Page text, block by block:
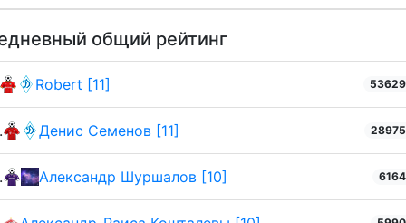
общий рейтинг
Robert [11] 53629
Денис Семенов [11] 28975
Александр Шуршалов [10] 6164